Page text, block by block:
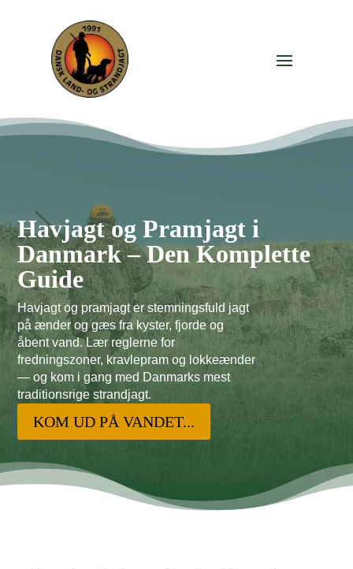
Havjagt og Pramjagt i
Danmark – Den Komplette
Guide
Havjagt og pramjagt er stemningsfuld jagt
på ænder og gæs fra kyster, fjorde og
åbent vand. Lær reglerne for
fredningszoner, kravlepram og lokkeænder
— og kom i gang med Danmarks mest
traditionsrige strandjagt.
KOM UD PÅ VANDET...